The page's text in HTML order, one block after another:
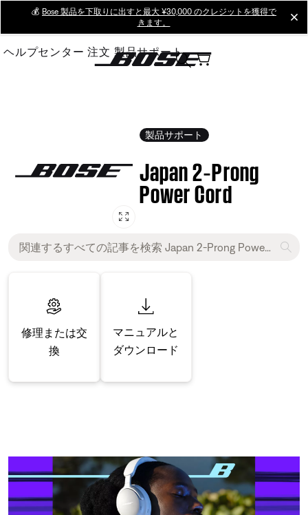
Main
💰 Bose 製品を下取りに出すと最大 ¥30,000 のクレジットを獲得で
きます。
ヘルプセンター 注文 製品サポート
製品サポート
Japan 2‑Prong
Power Cord
修理または交
換
マニュアルと
ダウンロード